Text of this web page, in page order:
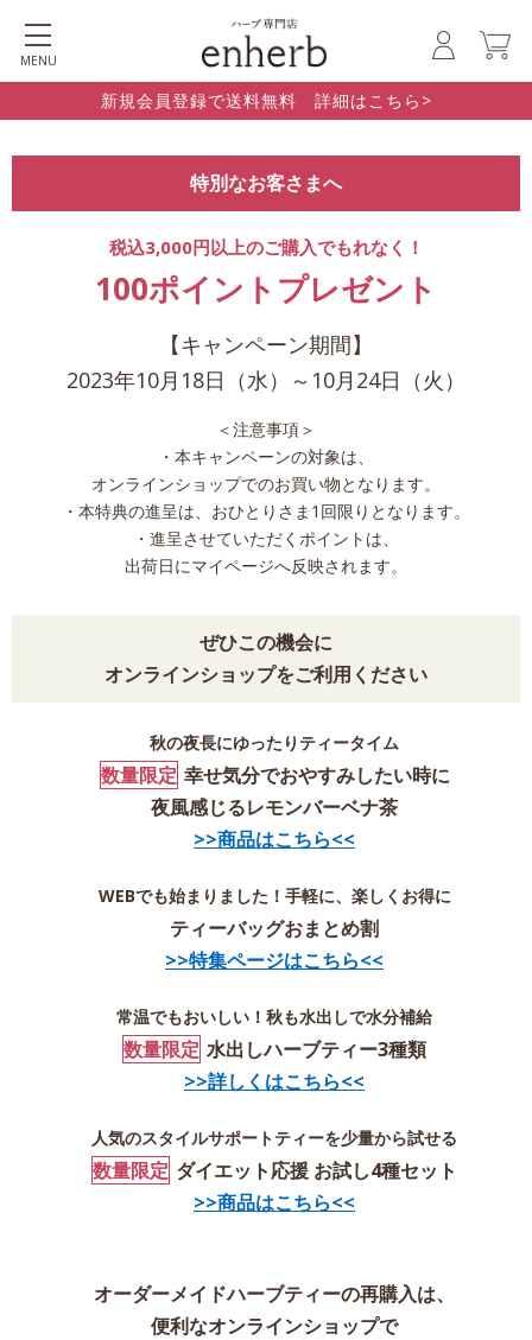
MENU
新規会員登録で送料無料 詳細はこちら>
特別なお客さまへ
税込3,000円以上のご購入でもれなく！
100ポイントプレゼント
【キャンペーン期間】
2023年10月18日（水）～10月24日（火）
＜注意事項＞
・本キャンペーンの対象は、
オンラインショップでのお買い物となります。
・本特典の進呈は、おひとりさま1回限りとなります。
・進呈させていただくポイントは、
出荷日にマイページへ反映されます。
ぜひこの機会に
オンラインショップをご利用ください
秋の夜長にゆったりティータイム
数量限定 幸せ気分でおやすみしたい時に
夜風感じるレモンバーベナ茶
>>商品はこちら<<
WEBでも始まりました！手軽に、楽しくお得に
ティーバッグおまとめ割
>>特集ページはこちら<<
常温でもおいしい！秋も水出しで水分補給
数量限定 水出しハーブティー3種類
>>詳しくはこちら<<
人気のスタイルサポートティーを少量から試せる
数量限定 ダイエット応援 お試し4種セット
>>商品はこちら<<
オーダーメイドハーブティーの再購入は、
便利なオンラインショップで